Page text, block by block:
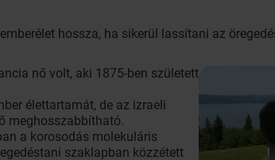
hossza, ha sikerül lassítani az
nő volt, aki 1875-ben született
élettartamát, de az izraeli
meghosszabbítható.
a korosodás molekuláris
szaklapban közzétett